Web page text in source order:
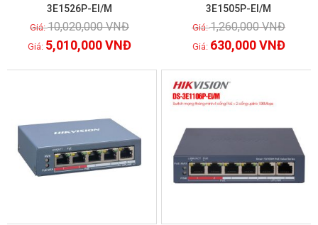
Xem chi tiết
3E1526P-EI/M
10,020,000VNĐ
5,010,000VNĐ
Xem chi tiết
3E1505P-EI/M
1,260,000VNĐ
630,000VNĐ